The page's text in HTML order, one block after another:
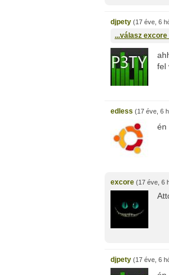
djpety (17 éve, 6
...válasz excore
fel
edless (17 éve, 6
én
excore (17 éve, 6
djpety (17 éve, 6